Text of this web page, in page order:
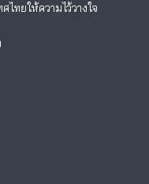
ไทยให้ความไว้วางใจ